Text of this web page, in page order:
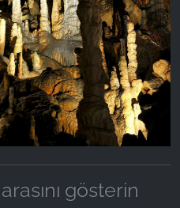
gösterin